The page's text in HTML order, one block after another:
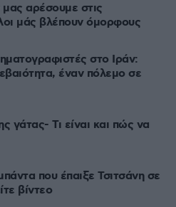
μας αρέσουμε στις
μάς βλέπουν όμορφους
στο Ιράν:
έναν πόλεμο σε
γάτας- Τι είναι και πώς να
που έπαιξε Τσιτσάνη σε
βίντεο